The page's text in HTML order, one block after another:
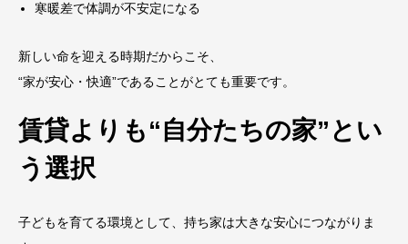
寒暖差で体調が不安定になる
新しい命を迎える時期だからこそ、
“家が安心・快適”であることがとても重要です。
賃貸よりも“自分たちの家”とい
う選択
子どもを育てる環境として、持ち家は大きな安心につながりま